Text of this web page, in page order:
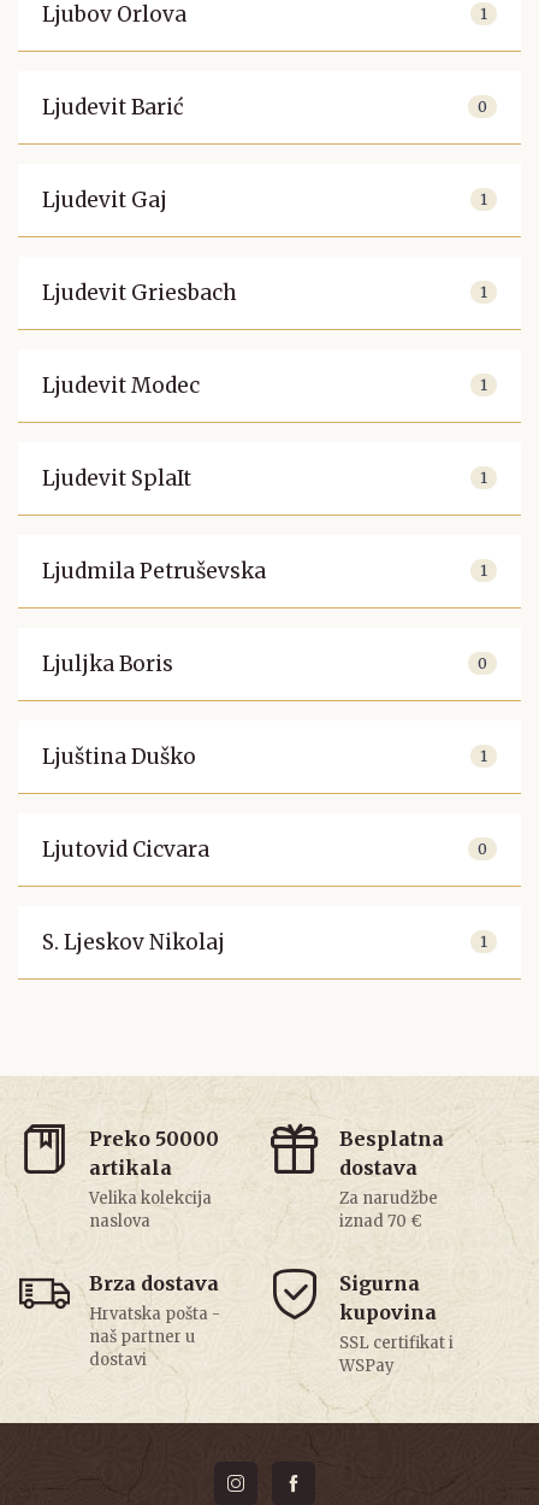
Ljubov Orlova 1
Ljudevit Barić 0
Ljudevit Gaj 1
Ljudevit Griesbach 1
Ljudevit Modec 1
Ljudevit SplaIt 1
Ljudmila Petruševska 1
Ljuljka Boris 0
Ljuština Duško 1
Ljutovid Cicvara 0
S. Ljeskov Nikolaj 1
Preko 50000
artikala
Velika kolekcija
naslova
Besplatna
dostava
Za narudžbe
iznad 70 €
Brza dostava
Hrvatska pošta -
naš partner u
dostavi
Sigurna
kupovina
SSL certifikat i
WSPay